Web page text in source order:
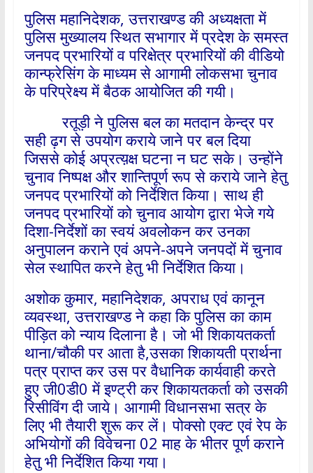
पुलिस महानिदेशक, उत्तराखण्ड की अध्यक्षता में
पुलिस मुख्यालय स्थित सभागार में प्रदेश के समस्त
जनपद प्रभारियों व परिक्षेत्र प्रभारियों की वीडियो
कान्फ्रेसिंग के माध्यम से आगामी लोकसभा चुनाव
के परिप्रेक्ष्य में बैठक आयोजित की गयी।
रतूड़ी ने पुलिस बल का मतदान केन्द्र पर
सही ढ़ग से उपयोग कराये जाने पर बल दिया
जिससे कोई अप्रत्य़क्ष घटना न घट सके। उन्होंने
चुनाव निष्पक्ष और शान्तिपूर्ण रूप से कराये जाने हेतु
जनपद प्रभारियों को निर्देशित किया। साथ ही
जनपद प्रभारियों को चुनाव आयोग द्वारा भेजे गये
दिशा-निर्देशों का स्वयं अवलोकन कर उनका
अनुपालन कराने एवं अपने-अपने जनपदों में चुनाव
सेल स्थापित करने हेतु भी निर्देशित किया।
अशोक कुमार, महानिदेशक, अपराध एवं कानून
व्यवस्था, उत्तराखण्ड ने कहा कि पुलिस का काम
पीड़ित को न्याय दिलाना है। जो भी शिकायतकर्ता
थाना/चौकी पर आता है,उसका शिकायती प्रार्थना
पत्र प्राप्त कर उस पर वैधानिक कार्यवाही करते
हुए जी0डी0 में इण्ट्री कर शिकायतकर्ता को उसकी
रिसीविंग दी जाये। आगामी विधानसभा सत्र के
लिए भी तैयारी शुरू कर लें। पोक्सो एक्ट एवं रेप के
अभियोगों की विवेचना 02 माह के भीतर पूर्ण कराने
हेतु भी निर्देशित किया गया।